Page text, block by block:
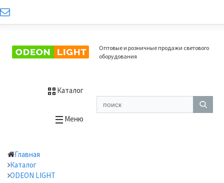
Оптовые и розничные продажи светового
оборудования
Каталог
Меню
Главная
Каталог
ODEON LIGHT